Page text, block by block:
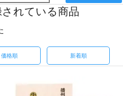
されている商品
価格順 新着順